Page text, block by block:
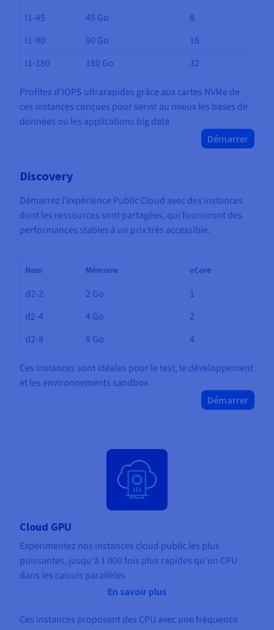
i1-45 45 Go
8
i1-90
90 Go
16
i1-180
180 Go 32
Profitez d'IOPS ultrarapides grâce aux cartes NVMe de
ces instances conçues pour servir au mieux les bases de
données ou les applications big data
Démarrer
Discovery
Démarrez l’expérience Public Cloud avec des instances
dont les ressources sont partagées, qui fourniront des
performances stables à un prix très accessible.
Nom Mémoire vCore
d2-2 2 Go
1
d2-4
4 Go
2
d2-8
8 Go 4
Ces instances sont idéales pour le test, le développement
et les environnements sandbox.
Démarrer
Cloud GPU
Expérimentez nos instances cloud public les plus
puissantes, jusqu'à 1 000 fois plus rapides qu'un CPU
dans les calculs parallèles
En savoir plus
Ces instances proposent des CPU avec une fréquence